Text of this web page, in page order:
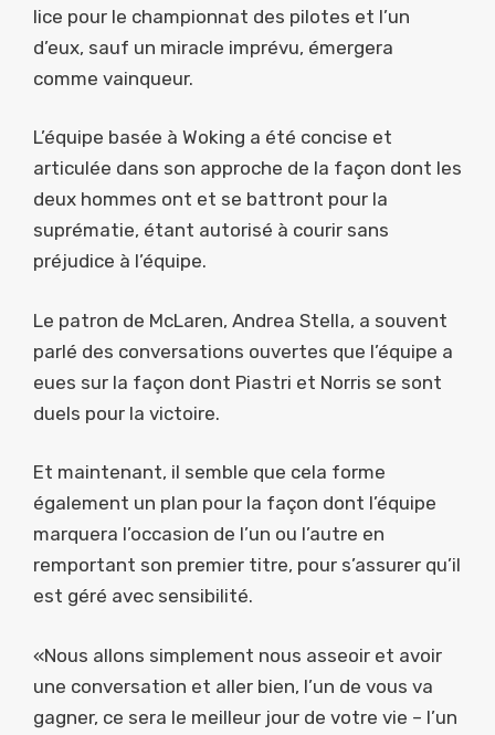
lice pour le championnat des pilotes et l’un
d’eux, sauf un miracle imprévu, émergera
comme vainqueur.
L’équipe basée à Woking a été concise et
articulée dans son approche de la façon dont les
deux hommes ont et se battront pour la
suprématie, étant autorisé à courir sans
préjudice à l’équipe.
Le patron de McLaren, Andrea Stella, a souvent
parlé des conversations ouvertes que l’équipe a
eues sur la façon dont Piastri et Norris se sont
duels pour la victoire.
Et maintenant, il semble que cela forme
également un plan pour la façon dont l’équipe
marquera l’occasion de l’un ou l’autre en
remportant son premier titre, pour s’assurer qu’il
est géré avec sensibilité.
«Nous allons simplement nous asseoir et avoir
une conversation et aller bien, l’un de vous va
gagner, ce sera le meilleur jour de votre vie – l’un